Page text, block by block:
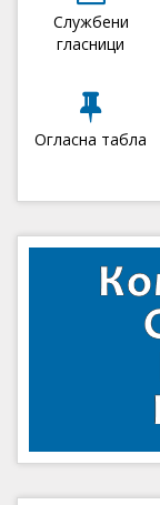
Службени
гласници
Огласна табла